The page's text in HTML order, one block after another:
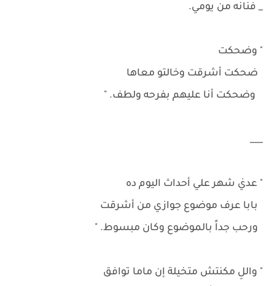
_ فنانه من يومي.
" وضحكت
ضحكت أشرقت وخالتو معاها
وضحكت أنا عليهم بفرحه ولطف. "
___
" عديٰ شهر علي أحداث اليوم ده
بابا عرف موضوع جوازي من أشرقت
ورحب جداً بالموضوع وكان مبسوط. "
" واللِ مكنتش متخيلة إن ماما توافق